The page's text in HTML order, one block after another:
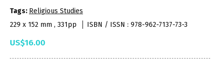
Tags: Religious Studies
229 x 152 mm , 331pp
ISBN / ISSN : 978-962-7137-73-3
US$16.00